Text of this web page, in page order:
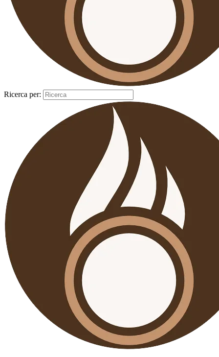
Ricerca per: